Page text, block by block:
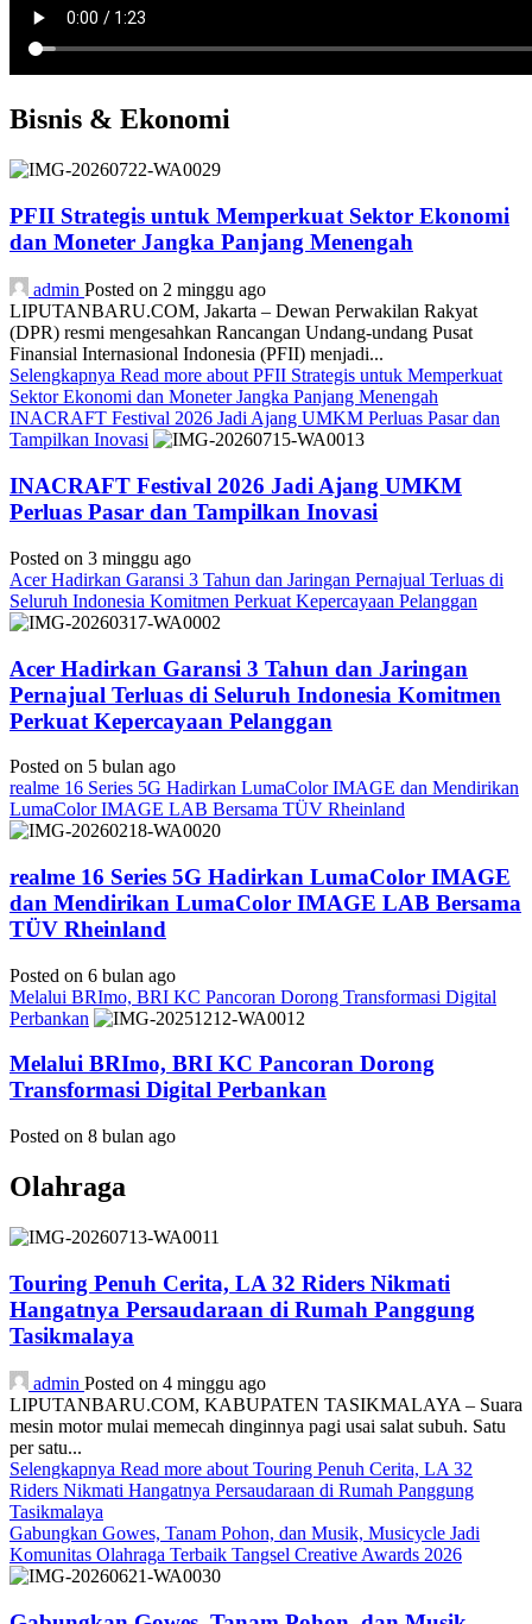
Bisnis & Ekonomi
PFII Strategis untuk Memperkuat Sektor Ekonomi
dan Moneter Jangka Panjang Menengah
admin Posted on 2 minggu ago
LIPUTANBARU.COM, Jakarta – Dewan Perwakilan Rakyat
(DPR) resmi mengesahkan Rancangan Undang-undang Pusat
Finansial Internasional Indonesia (PFII) menjadi...
Selengkapnya Read more about PFII Strategis untuk Memperkuat
Sektor Ekonomi dan Moneter Jangka Panjang Menengah
INACRAFT Festival 2026 Jadi Ajang UMKM Perluas Pasar dan
Tampilkan Inovasi
INACRAFT Festival 2026 Jadi Ajang UMKM
Perluas Pasar dan Tampilkan Inovasi
Posted on 3 minggu ago
Acer Hadirkan Garansi 3 Tahun dan Jaringan Pernajual Terluas di
Seluruh Indonesia Komitmen Perkuat Kepercayaan Pelanggan
Acer Hadirkan Garansi 3 Tahun dan Jaringan
Pernajual Terluas di Seluruh Indonesia Komitmen
Perkuat Kepercayaan Pelanggan
Posted on 5 bulan ago
realme 16 Series 5G Hadirkan LumaColor IMAGE dan Mendirikan
LumaColor IMAGE LAB Bersama TÜV Rheinland
realme 16 Series 5G Hadirkan LumaColor IMAGE
dan Mendirikan LumaColor IMAGE LAB Bersama
TÜV Rheinland
Posted on 6 bulan ago
Melalui BRImo, BRI KC Pancoran Dorong Transformasi Digital
Perbankan
Melalui BRImo, BRI KC Pancoran Dorong
Transformasi Digital Perbankan
Posted on 8 bulan ago
Olahraga
Touring Penuh Cerita, LA 32 Riders Nikmati
Hangatnya Persaudaraan di Rumah Panggung
Tasikmalaya
admin Posted on 4 minggu ago
LIPUTANBARU.COM, KABUPATEN TASIKMALAYA – Suara
mesin motor mulai memecah dinginnya pagi usai salat subuh. Satu
per satu...
Selengkapnya Read more about Touring Penuh Cerita, LA 32
Riders Nikmati Hangatnya Persaudaraan di Rumah Panggung
Tasikmalaya
Gabungkan Gowes, Tanam Pohon, dan Musik, Musicycle Jadi
Komunitas Olahraga Terbaik Tangsel Creative Awards 2026